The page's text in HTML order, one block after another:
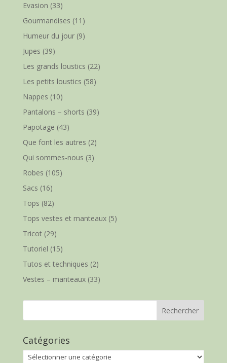
Evasion (33)
Gourmandises (11)
Humeur du jour(9)
Jupes (39)
Les grands loustics (22)
Les petits loustics (58)
Nappes (10)
Pantalons – shorts (39)
Papotage (43)
Que font les autres (2)
Qui sommes-nous (3)
Robes (105)
Sacs (16)
Tops (82)
Tops vestes et manteaux(5)
Tricot(29)
Tutoriel (15)
Tutos et techniques (2)
Vestes – manteaux(33)
Catégories
Catégories